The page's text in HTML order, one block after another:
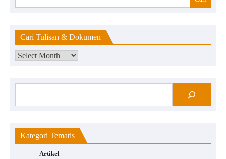
Cari Tulisan & Dokumen
Kategori Tematis
Artikel